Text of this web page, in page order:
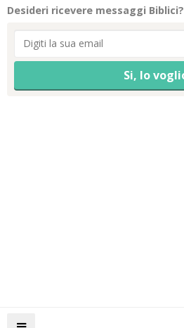
Desideri ricevere messaggi Biblici?